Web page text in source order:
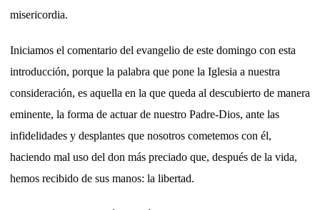
Iniciamos el comentario del evangelio de este domingo con esta
introducción, porque la palabra que pone la Iglesia a nuestra
consideración, es aquella en la que queda al descubierto de manera
eminente, la forma de actuar de nuestro Padre-Dios, ante las
infidelidades y desplantes que nosotros cometemos con él,
haciendo mal uso del don más preciado que, después de la vida,
hemos recibido de sus manos: la libertad.